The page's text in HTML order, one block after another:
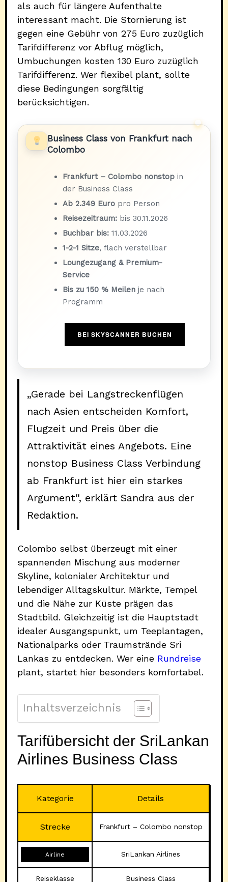
als auch für längere Aufenthalte
interessant macht. Die Stornierung ist
gegen eine Gebühr von 275 Euro zuzüglich
Tarifdifferenz vor Abflug möglich,
Umbuchungen kosten 130 Euro zuzüglich
Tarifdifferenz. Wer flexibel plant, sollte
diese Bedingungen sorgfältig
berücksichtigen.
Business Class von Frankfurt nach
Colombo
Frankfurt – Colombo nonstop in
der Business Class
Ab 2.349 Euro pro Person
Reisezeitraum: bis 30.11.2026
Buchbar bis: 11.03.2026
1-2-1 Sitze, flach verstellbar
Loungezugang & Premium-
Service
Bis zu 150 % Meilen je nach
Programm
BEI SKYSCANNER BUCHEN
„Gerade bei Langstreckenflügen
nach Asien entscheiden Komfort,
Flugzeit und Preis über die
Attraktivität eines Angebots. Eine
nonstop Business Class Verbindung
ab Frankfurt ist hier ein starkes
Argument“, erklärt Sandra aus der
Redaktion.
Colombo selbst überzeugt mit einer
spannenden Mischung aus moderner
Skyline, kolonialer Architektur und
lebendiger Alltagskultur. Märkte, Tempel
und die Nähe zur Küste prägen das
Stadtbild. Gleichzeitig ist die Hauptstadt
idealer Ausgangspunkt, um Teeplantagen,
Nationalparks oder Traumstrände Sri
Lankas zu entdecken. Wer eine Rundreise
plant, startet hier besonders komfortabel.
Inhaltsverzeichnis
Tarifübersicht der SriLankan
Airlines Business Class
Kategorie Details
Strecke Frankfurt – Colombo nonstop
Airline SriLankan Airlines
Reiseklasse Business Class